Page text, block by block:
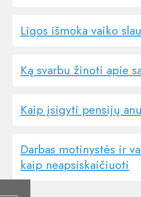
Ligos išmoka vaiko
Ką svarbu žinoti apie
Kaip įsigyti pensijų
Darbas motinystės ir
kaip neapsiskaičiuoti